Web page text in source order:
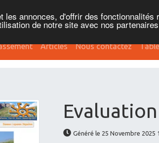
annonces, d'offrir des
de notre site avec nos
Articles Nous contactez
Généré le 25 Novembre 2025